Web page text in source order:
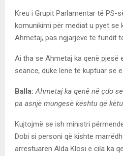
Kreu i Grupit Parlamentar të PS-
komunikimi për mediat u pyet se
Ahmetaj, pas ngjarjeve të fundit
Ai tha se Ahmetaj ka qenë pjesë
seance, duke lënë të kuptuar se
Balla: Ahmetaj ka qenë në çdo
pa asnjë mungesë kështu që
Kujtojmë se ish ministri
Dobi si personi që kishte
arrestuarën Alda Klosi e cila ka